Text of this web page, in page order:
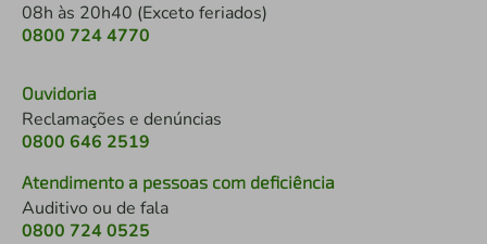
08h às 20h40 (Exceto feriados)
0800 724 4770
Ouvidoria
Reclamações e denúncias
0800 646 2519
Atendimento a pessoas com deficiência
Auditivo ou de fala
0800 724 0525